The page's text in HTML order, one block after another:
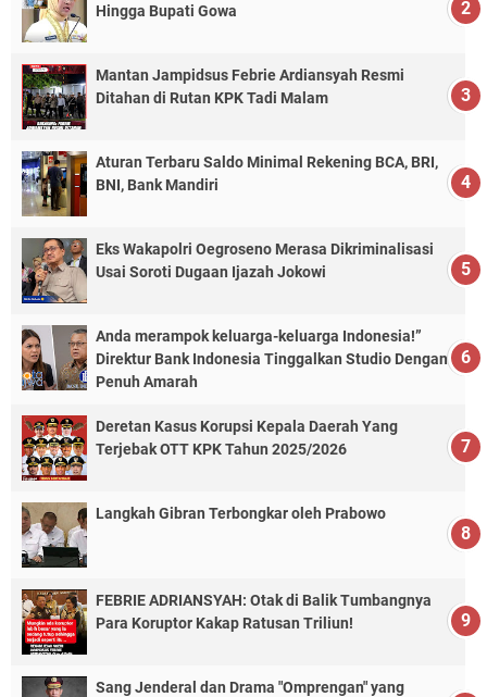
Hingga Bupati Gowa
Mantan Jampidsus Febrie Ardiansyah Resmi
Ditahan di Rutan KPK Tadi Malam
Aturan Terbaru Saldo Minimal Rekening BCA, BRI,
BNI, Bank Mandiri
Eks Wakapolri Oegroseno Merasa Dikriminalisasi
Usai Soroti Dugaan Ijazah Jokowi
Anda merampok keluarga-keluarga Indonesia!”
Direktur Bank Indonesia Tinggalkan Studio Dengan
Penuh Amarah
Deretan Kasus Korupsi Kepala Daerah Yang
Terjebak OTT KPK Tahun 2025/2026
Langkah Gibran Terbongkar oleh Prabowo
FEBRIE ADRIANSYAH: Otak di Balik Tumbangnya
Para Koruptor Kakap Ratusan Triliun!
Sang Jenderal dan Drama "Omprengan" yang